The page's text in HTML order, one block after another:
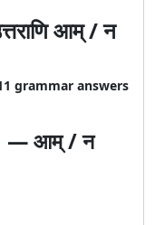
आम् / न
grammar answers
— आम् / न